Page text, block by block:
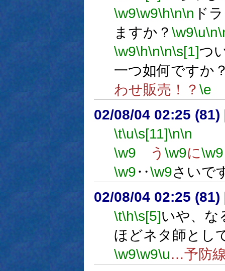
\w9\w9\h\n\n ド
ますか？ \w9\u\n
\w9\h\n\n\s[1]つ
一つ如何ですか
わせ販売！？ \e
02/08/04 02:25 (81)
\t\u\s[11]\n\n
\w9 う \w9に\w9
\w9‥\w9さいで
02/08/04 02:25 (81)
\t\h\s[5]いや、な
ほどネタ師とし
\w9\w9\u…予防